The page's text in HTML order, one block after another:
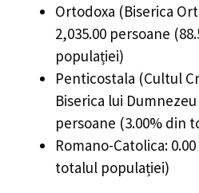
Ortodoxa (Biserica
2,035.00 persoane
populației)
Penticostala (Cultul
Biserica lui
persoane (3.00% din
Romano-Catolica:
totalul populației)